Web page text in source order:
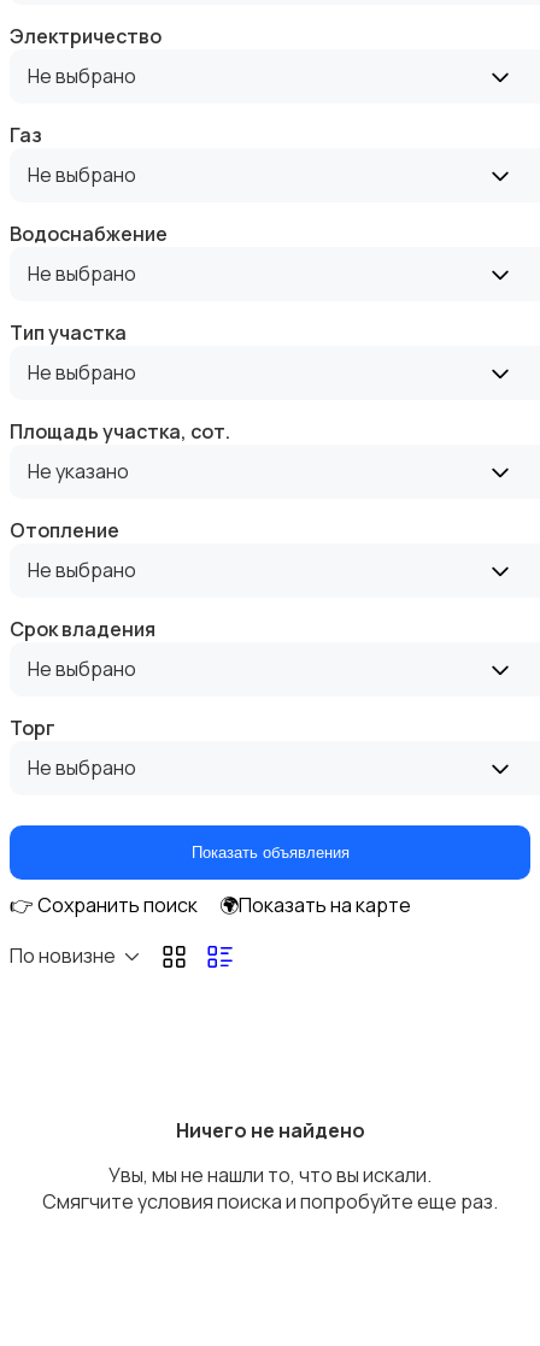
Аренда квартиры длительно
Аренда комнаты длительно
Аренда квартиры посуточно
Электричество
Не выбрано
Газ
Не выбрано
Водоснабжение
Не выбрано
Тип участка
Не выбрано
Площадь участка, сот.
Не указано
Отопление
Не выбрано
Срок владения
Не выбрано
Торг
Не выбрано
Показать объявления
👉 Сохранить поиск
🌍Показать на карте
По новизне
Ничего не найдено
Увы, мы не нашли то, что вы искали.
Смягчите условия поиска и попробуйте еще раз.